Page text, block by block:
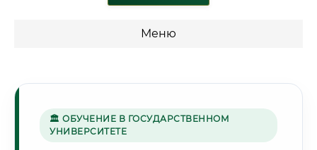
Меню
🏛 ОБУЧЕНИЕ В ГОСУДАРСТВЕННОМ
УНИВЕРСИТЕТЕ